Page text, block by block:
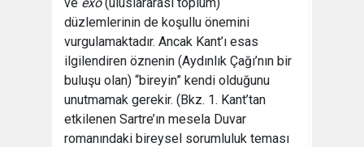
düzlemlerinin de koşullu önemini
vurgulamaktadır. Ancak Kant’ı esas
ilgilendiren öznenin (Aydınlık Çağı’nın bir
buluşu olan) “bireyin” kendi olduğunu
unutmamak gerekir. (Bkz. 1. Kant’tan
etkilenen Sartre’ın mesela Duvar
romanındaki bireysel sorumluluk teması